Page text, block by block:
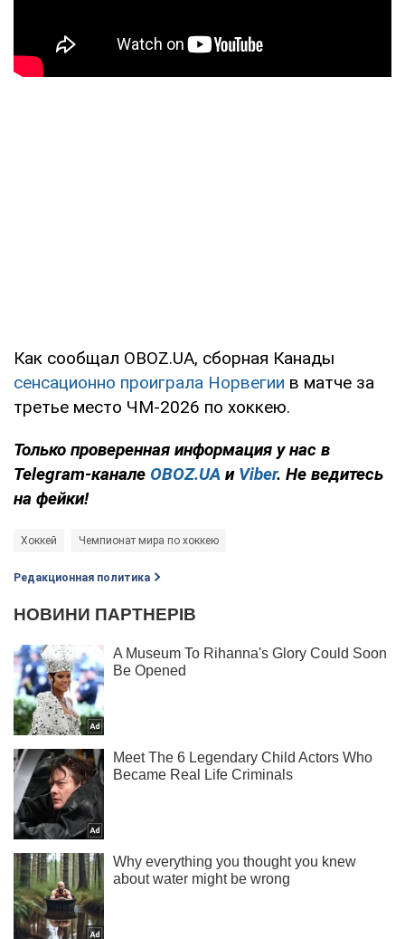
Как сообщал OBOZ.UA, сборная Канады
сенсационно проиграла Норвегии в матче за
третье место ЧМ-2026 по хоккею.
Только проверенная информация у нас в
Telegram-канале OBOZ.UA и Viber. Не ведитесь
на фейки!
Хоккей Чемпионат мира по хоккею
Редакционная политика